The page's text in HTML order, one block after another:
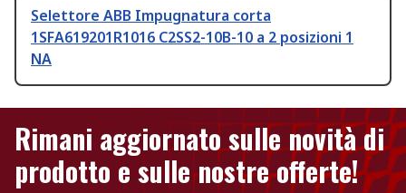
Selettore ABB Impugnatura corta
1SFA619201R1016 C2SS2-10B-10 a 2 posizioni 1
NA
Rimani aggiornato sulle novità di
prodotto e sulle nostre offerte!